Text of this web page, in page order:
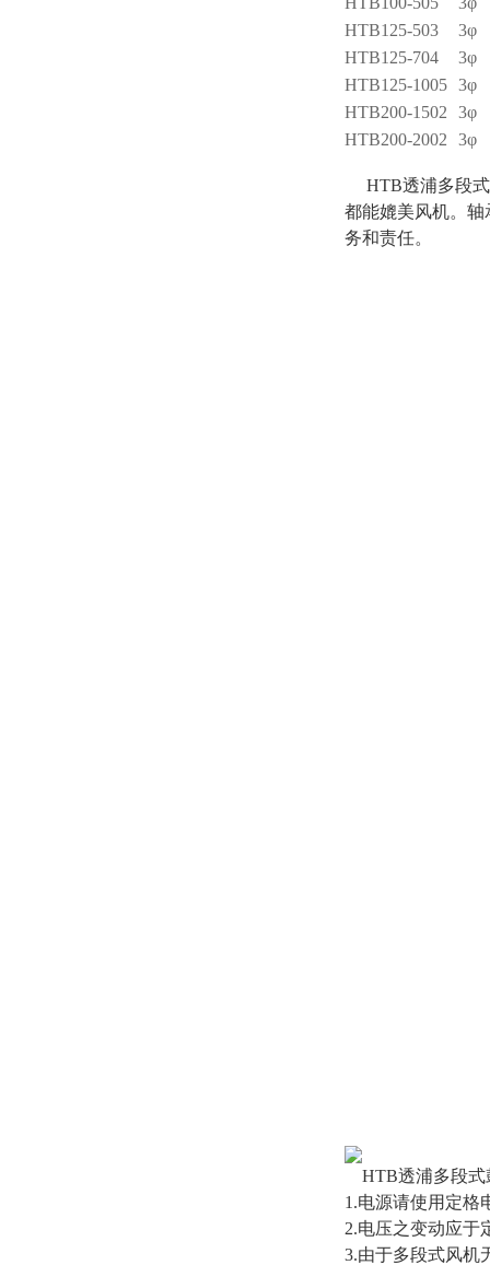
HTB125-503
3φ
HTB125-704
3φ
HTB125-1005 3φ
HTB200-1502
3φ
HTB200-2002
3φ
HTB透浦多段
都能媲美风机。
务和责任。
HTB透浦多段式
1.电源请使用定格
2.电压之变动应于
3.由于多段式风机